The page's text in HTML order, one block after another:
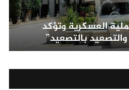
العسكرية وتؤكد
والتصعيد بالتصعيد”